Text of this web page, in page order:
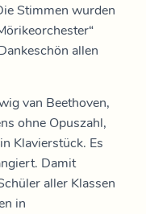
Stimmen wurden
allen
van Beethoven,
ohne Opuszahl,
Klavierstück. Es
Damit
aller Klassen
in